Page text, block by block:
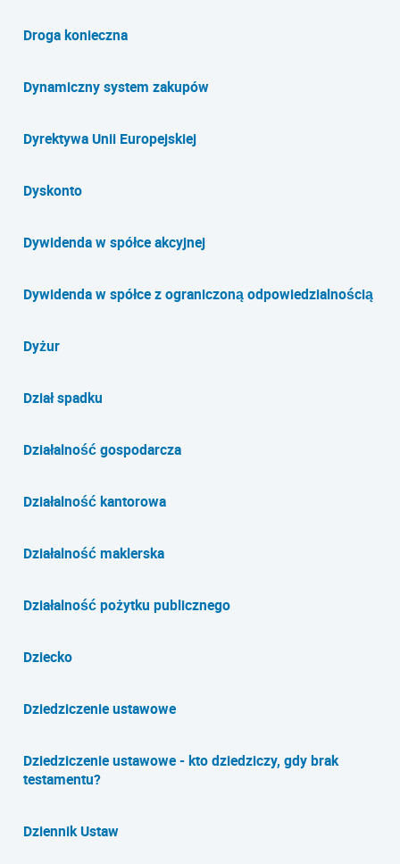
Droga konieczna
Dynamiczny system zakupów
Dyrektywa Unii Europejskiej
Dyskonto
Dywidenda w spółce akcyjnej
Dywidenda w spółce z ograniczoną odpowiedzialnością
Dyżur
Dział spadku
Działalność gospodarcza
Działalność kantorowa
Działalność maklerska
Działalność pożytku publicznego
Dziecko
Dziedziczenie ustawowe
Dziedziczenie ustawowe - kto dziedziczy, gdy brak
testamentu?
Dziennik Ustaw